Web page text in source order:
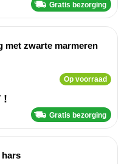
Gratis bezorging
met zwarte marmeren
Op voorraad
!
Gratis bezorging
hars